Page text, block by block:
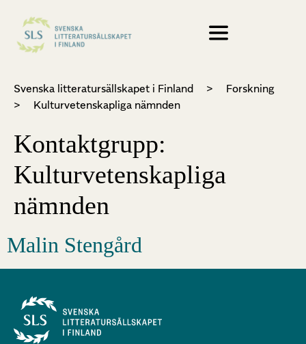
Svenska litteratursällskapet i Finland >
Forskning
>
Kulturvetenskapliga nämnden
Kontaktgrupp:
Kulturvetenskapliga
nämnden
Malin Stengård